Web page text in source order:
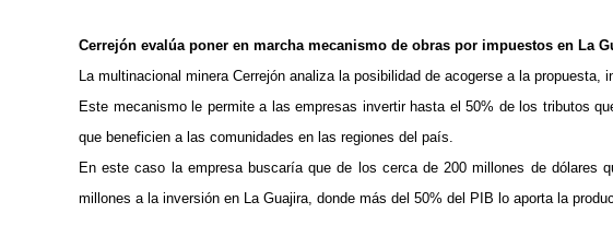
Cerrejón evalúa poner en marcha mecanismo de obras por impuestos en La
La multinacional minera Cerrejón analiza la posibilidad de acogerse a la
Este mecanismo le permite a las empresas invertir hasta el 50% de los tributos
que beneficien a las comunidades en las regiones del país.
En este caso la empresa buscaría que de los cerca de 200 millones de dólares
millones a la inversión en La Guajira, donde más del 50% del PIB lo aporta la